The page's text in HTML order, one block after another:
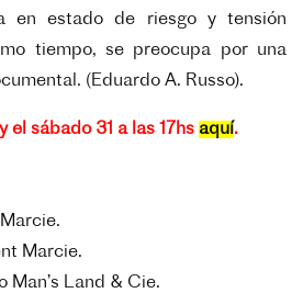
en estado de riesgo y tensión
tiempo, se preocupa por una
(Eduardo A. Russo).
el sábado 31 a las 17hs aquí.
Marcie.
Man’s Land & Cie.